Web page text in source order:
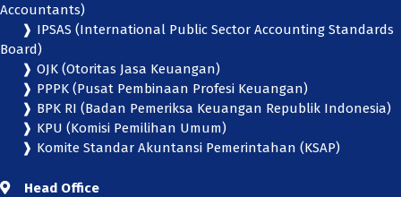
Accountants)
❱ IPSAS (International Public Sector Accounting Standards
Board)
❱ OJK (Otoritas Jasa Keuangan)
❱ PPPK (Pusat Pembinaan Profesi Keuangan)
❱ BPK RI (Badan Pemeriksa Keuangan Republik Indonesia)
❱ KPU (Komisi Pemilihan Umum)
❱ Komite Standar Akuntansi Pemerintahan (KSAP)
Head Office